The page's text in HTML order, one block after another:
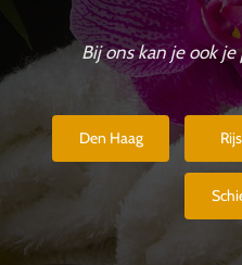
Bij ons kan je ook
Den Haag